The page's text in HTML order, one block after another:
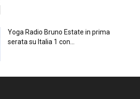
Yoga Radio Bruno Estate in prima
serata su Italia 1 con...